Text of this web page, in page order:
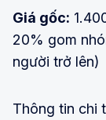
Giá gốc:
20% gom
người trở lên)
Thông tin chi